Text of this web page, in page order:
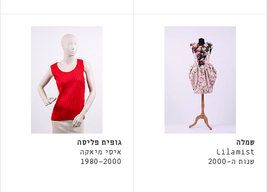
שמלה
Lilamist
שנות ה-2000
גופית פליסה
איסי מיאקה
1980-2000